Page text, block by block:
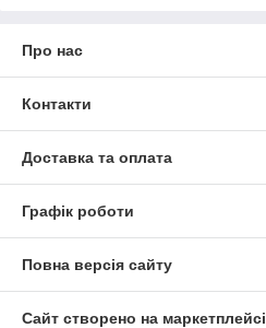
Про нас
Контакти
Доставка та оплата
Графік роботи
Повна версія сайту
Сайт створено на маркетплейсі